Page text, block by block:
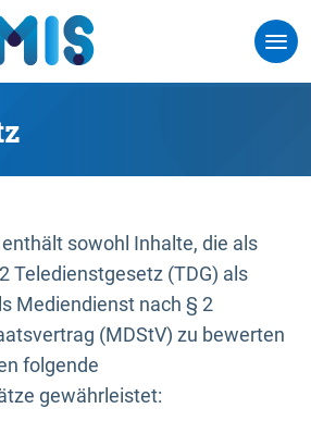
sowohl Inhalte, die als
Teledienstgesetz (TDG) als
Mediendienst nach § 2
(MDStV) zu bewerten
folgende
gewährleistet: